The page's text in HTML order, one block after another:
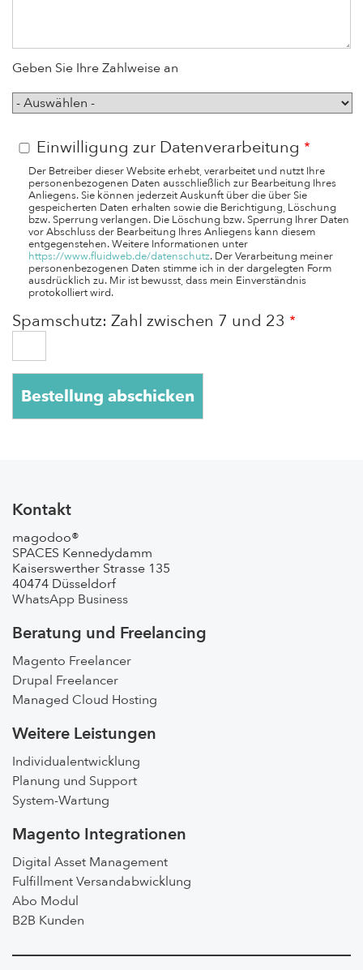
Geben Sie Ihre Zahlweise an
Zahlweise
Einwilligung zur Datenverarbeitung
Der Betreiber dieser Website erhebt, verarbeitet und nutzt Ihre
personenbezogenen Daten ausschließlich zur Bearbeitung Ihres
Anliegens. Sie können jederzeit Auskunft über die über Sie
gespeicherten Daten erhalten sowie die Berichtigung, Löschung
bzw. Sperrung verlangen. Die Löschung bzw. Sperrung Ihrer Daten
vor Abschluss der Bearbeitung Ihres Anliegens kann diesem
entgegenstehen. Weitere Informationen unter
https://www.fluidweb.de/datenschutz. Der Verarbeitung meiner
personenbezogenen Daten stimme ich in der dargelegten Form
ausdrücklich zu. Mir ist bewusst, dass mein Einverständnis
protokolliert wird.
Spamschutz: Zahl zwischen 7 und 23
Kontakt
magodoo®
SPACES Kennedydamm
Kaiserswerther Strasse 135
40474 Düsseldorf
WhatsApp Business
Beratung und Freelancing
Magento Freelancer
Drupal Freelancer
Managed Cloud Hosting
Weitere Leistungen
Individualentwicklung
Planung und Support
System-Wartung
Magento Integrationen
Digital Asset Management
Fulfillment Versandabwicklung
Abo Modul
B2B Kunden